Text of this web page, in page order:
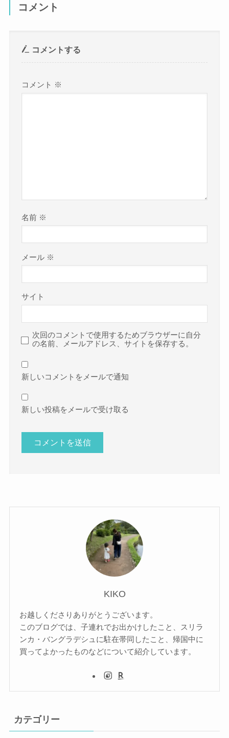
コメント
コメントする
コメント ※
名前 ※
メール ※
サイト
次回のコメントで使用するためブラウザーに自分
の名前、メールアドレス、サイトを保存する。
新しいコメントをメールで通知
新しい投稿をメールで受け取る
KIKO
お越しくださりありがとうございます。
このブログでは、子連れでお出かけしたこと、スリラ
ンカ・バングラデシュに駐在帯同したこと、帰国中に
買ってよかったものなどについて紹介しています。
カテゴリー